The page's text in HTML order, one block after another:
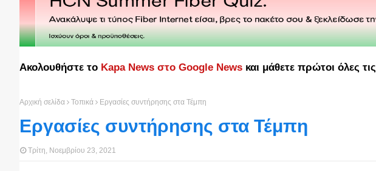
Ακολουθήστε το Kapa News στο Google News και μάθετε πρώτοι όλες τις
Αρχική σελίδα Τοπικά Εργασίες συντήρησης στα Τέμπη
Εργασίες συντήρησης στα Τέμπη
Τρίτη, Νοεμβρίου 23, 2021